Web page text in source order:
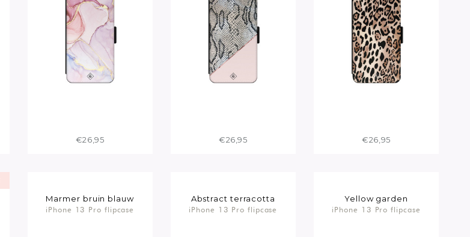
€26,95 €26,95 €26,95
Marmer bruin blauw
iPhone 13 Pro flipcase
Abstract terracotta
iPhone 13 Pro flipcase
Yellow garden
iPhone 13 Pro flipcase